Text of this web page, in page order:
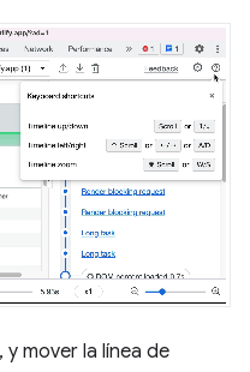
y mover la línea de